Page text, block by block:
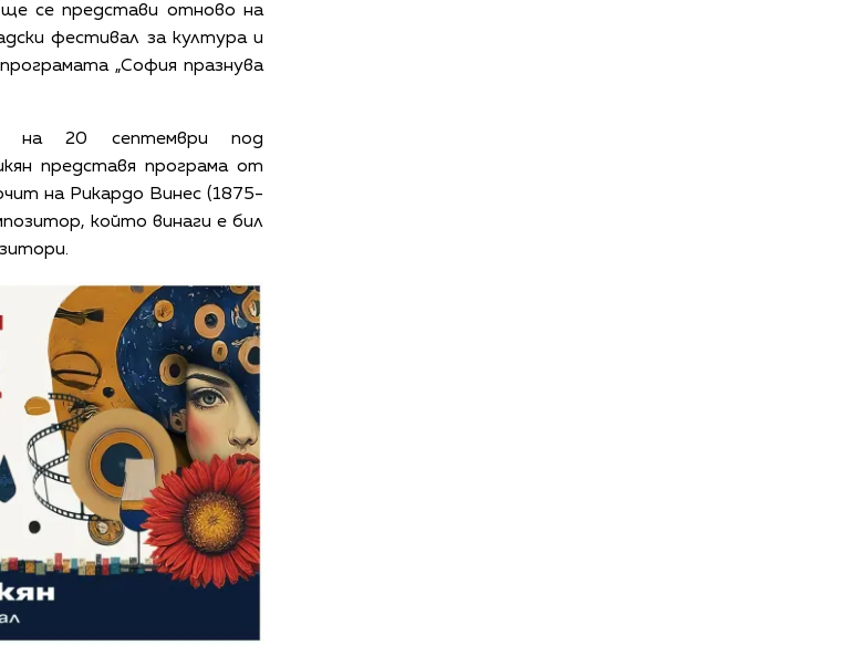
се представи отново на
фестивал за култура и
„София празнува
на 20 септември под
представя програма от
на Рикардо Винес (1875-
който винаги е бил